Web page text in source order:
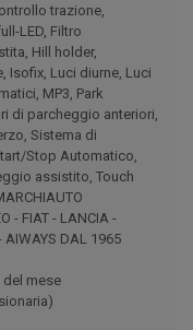
trazione,
LED, Filtro
Hill holder,
Isofix, Luci diurne, Luci
MP3, Park
di parcheggio anteriori,
Sistema di
Stop Automatico,
assistito, Touch
- FIAT - LANCIA -
AIWAYS DAL 1965
mese